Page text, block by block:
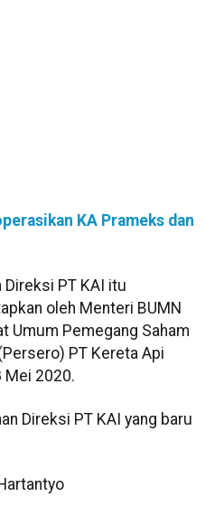
KA Prameks dan
PT KAI itu
oleh Menteri BUMN
Umum Pemegang Saham
PT Kereta Api
Mei 2020.
Direksi PT KAI yang baru